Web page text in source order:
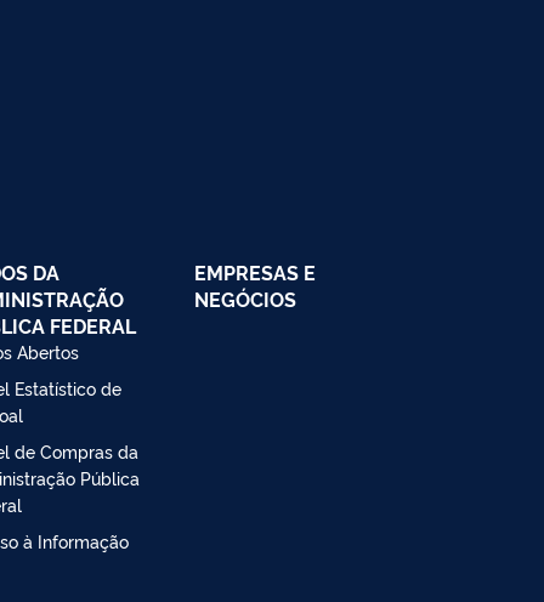
DA
FEDERAL
Abertos
Estatístico de
de Compras da
Pública
à Informação
EMPRESAS E
NEGÓCIOS